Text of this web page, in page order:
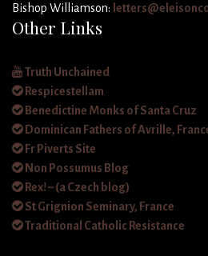
Bishop Williamson:
Other Links
Truth Unchained
Respicestellam
Benedictine Monks of Santa Cruz
Dominican Fathers of Avrille,
Fr Piverts Site
Non Possumus Blog
Rex! – (a Czech blog)
St Grignion Seminary, France
Traditional Catholic Resistance